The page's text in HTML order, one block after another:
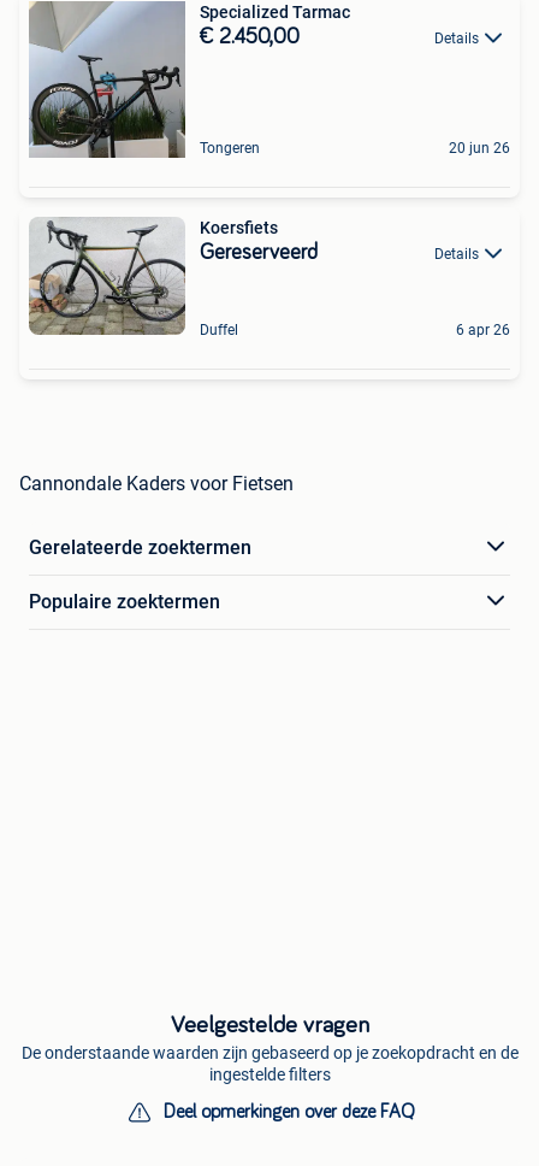
Specialized Tarmac
€ 2.450,00 Details
Tongeren 20 jun 26
Koersfiets
Gereserveerd Details
Duffel 6 apr 26
Cannondale Kaders voor Fietsen
Gerelateerde zoektermen
Populaire zoektermen
Veelgestelde vragen
De onderstaande waarden zijn gebaseerd op je zoekopdracht en de
ingestelde filters
Deel opmerkingen over deze FAQ